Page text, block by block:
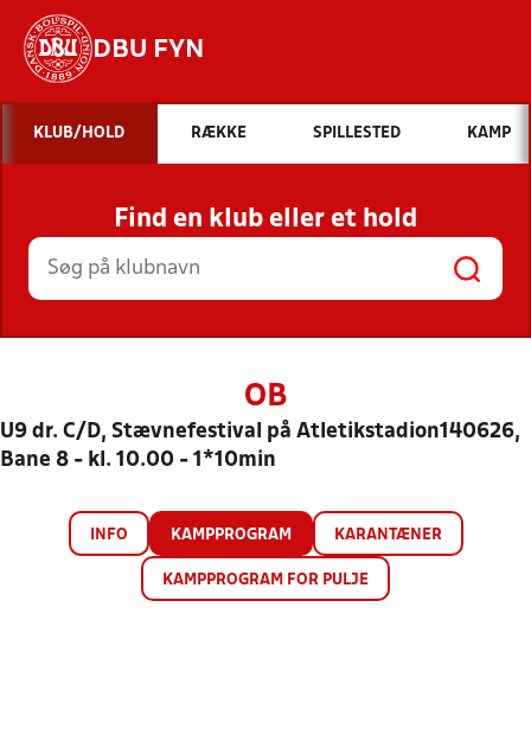
DBU FYN
Hvad vil du søge efter?
INDHOLD OG NYHEDER
STILLINGER, RESULTATER, KLUBBER OG
HOLD
KLUB/HOLD RÆKKE SPILLESTED KAMP
Find en klub eller et hold
OB
U9 dr. C/D, Stævnefestival på Atletikstadion140626,
Bane 8 - kl. 10.00 - 1*10min
INFO KAMPPROGRAM KARANTÆNER
KAMPPROGRAM FOR PULJE